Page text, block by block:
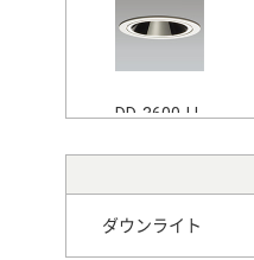
DD-3600-LL
ダウンライト